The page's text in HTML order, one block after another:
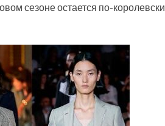
сезоне остается по-королевски